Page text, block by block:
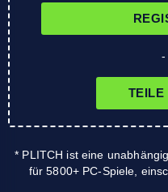
-
TEILE
* PLITCH ist eine
für 5800+ PC-Spiele,